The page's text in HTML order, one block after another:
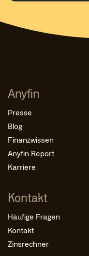
Anyfin
Presse
Blog
Finanzwissen
Anyfin Report
Karriere
Kontakt
Häufige Fragen
Kontakt
Zinsrechner